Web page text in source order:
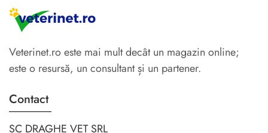
Veterinet.ro este mai mult decât un magazin online;
este o resursă, un consultant și un partener.
Contact
SC DRAGHE VET SRL